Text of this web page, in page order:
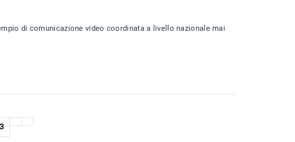
di comunicazione video coordinata a livello nazionale mai
3